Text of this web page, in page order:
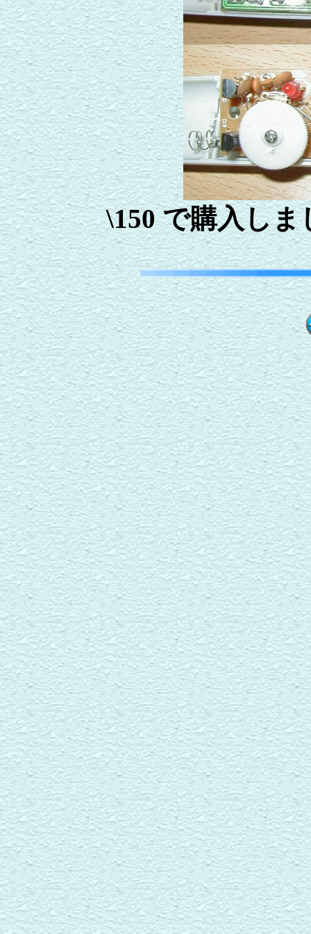
\150 で購入し